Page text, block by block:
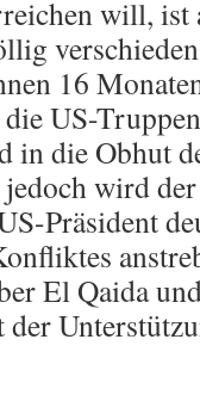
will,
16
US-
in die Obhut
wird
Präsident
El Qaida